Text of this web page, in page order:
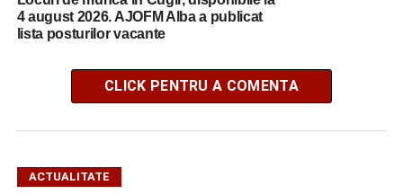
4 august 2026. AJOFM Alba a publicat
lista posturilor vacante
CLICK PENTRU A COMENTA
ACTUALITATE